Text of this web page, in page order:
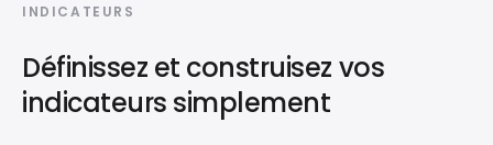
INDICATEURS
Définissez et construisez vos
indicateurs simplement